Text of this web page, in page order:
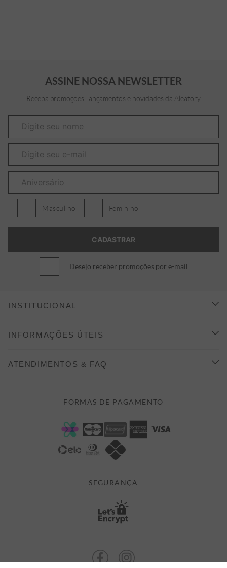
ASSINE NOSSA NEWSLETTER
Receba promoções, lançamentos e novidades da Aleatory
Masculino Feminino
Desejo receber promoções por e-mail
INSTITUCIONAL
CONHEÇA A ALEATORY
INFORMAÇÕES ÚTEIS
FORMAS DE PAGAMENTO
POLÍTICA DE PRIVACIDADE
ATENDIMENTOS & FAQ
ATENDIMENTO@ALEATORYSTORE.COM.BR
FORMAS DE PAGAMENTO
SEGURANÇA